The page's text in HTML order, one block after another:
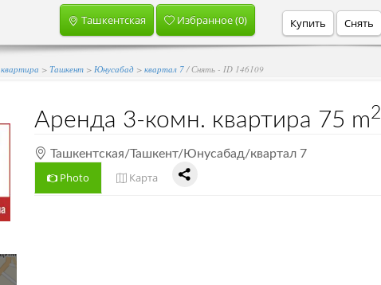
Ташкентская Избранное (0) Купить Снять
квартира > Ташкент > Юнусабад > квартал 7/ Снять - ID 146109
Аренда 3-комн. квартира 75 m2
Ташкентская/Ташкент/Юнусабад/квартал 7
Photo Карта